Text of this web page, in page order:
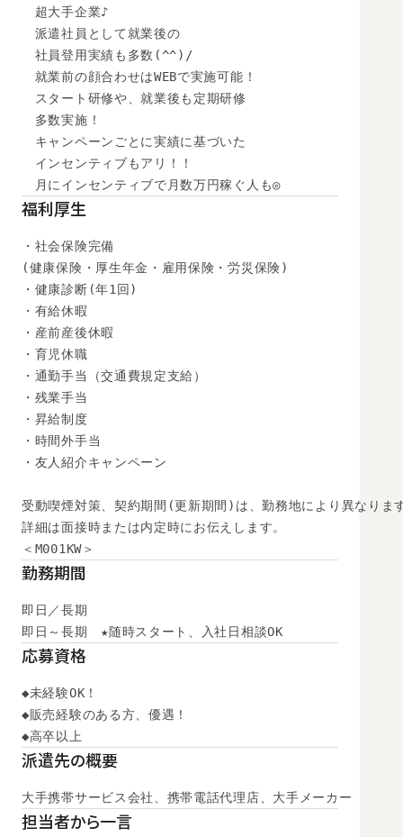
超大手企業♪
派遣社員として就業後の
社員登用実績も多数(^^)/
就業前の顔合わせはWEBで実施可能！
スタート研修や、就業後も定期研修
多数実施！
キャンペーンごとに実績に基づいた
インセンティブもアリ！！
月にインセンティブで月数万円稼ぐ人も◎
福利厚生
・社会保険完備
(健康保険・厚生年金・雇用保険・労災保険)
・健康診断(年1回)
・有給休暇
・産前産後休暇
・育児休職
・通勤手当（交通費規定支給）
・残業手当
・昇給制度
・時間外手当
・友人紹介キャンペーン
受動喫煙対策、契約期間(更新期間)は、勤務地により異なりま
詳細は面接時または内定時にお伝えします。
＜M001KW＞
勤務期間
即日／長期
即日～長期　★随時スタート、入社日相談OK
応募資格
◆未経験OK！
◆販売経験のある方、優遇！
◆高卒以上
派遣先の概要
大手携帯サービス会社、携帯電話代理店、大手メーカー
担当者から一言